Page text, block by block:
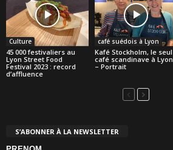
Culture
45 000 festivaliers au
Lyon Street Food
Festival 2023 : record
d’affluence
café suédois à Lyon
Kafé Stockholm, le seul
café scandinave à Lyon
– Portrait
S’ABONNER À LA NEWSLETTER